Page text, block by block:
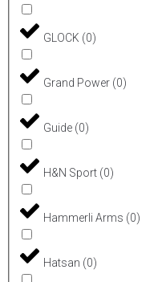
GLOCK (0)
Grand Power (0)
Guide (0)
H&N Sport (0)
Hammerli Arms (0)
Hatsan (0)